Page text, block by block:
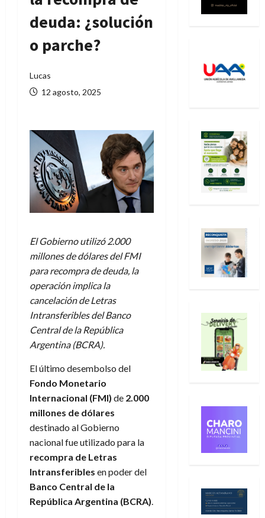
deuda: ¿solución
o parche?
Lucas
12 agosto, 2025
El Gobierno utilizó 2.000
millones de dólares del FMI
para recompra de deuda, la
operación implica la
cancelación de Letras
Intransferibles del Banco
Central de la República
Argentina (BCRA).
El último desembolso del
Fondo Monetario
Internacional (FMI) de 2.000
millones de dólares
destinado al Gobierno
nacional fue utilizado para la
recompra de Letras
Intransferibles en poder del
Banco Central de la
República Argentina (BCRA)